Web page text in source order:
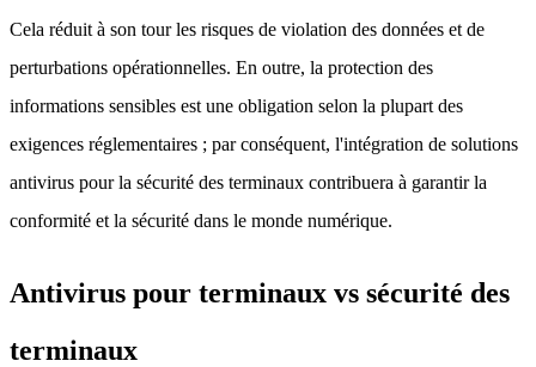
Cela réduit à son tour les risques de violation des données et de
perturbations opérationnelles. En outre, la protection des
informations sensibles est une obligation selon la plupart des
exigences réglementaires ; par conséquent, l'intégration de solutions
antivirus pour la sécurité des terminaux contribuera à garantir la
conformité et la sécurité dans le monde numérique.
Antivirus pour terminaux vs sécurité des
terminaux